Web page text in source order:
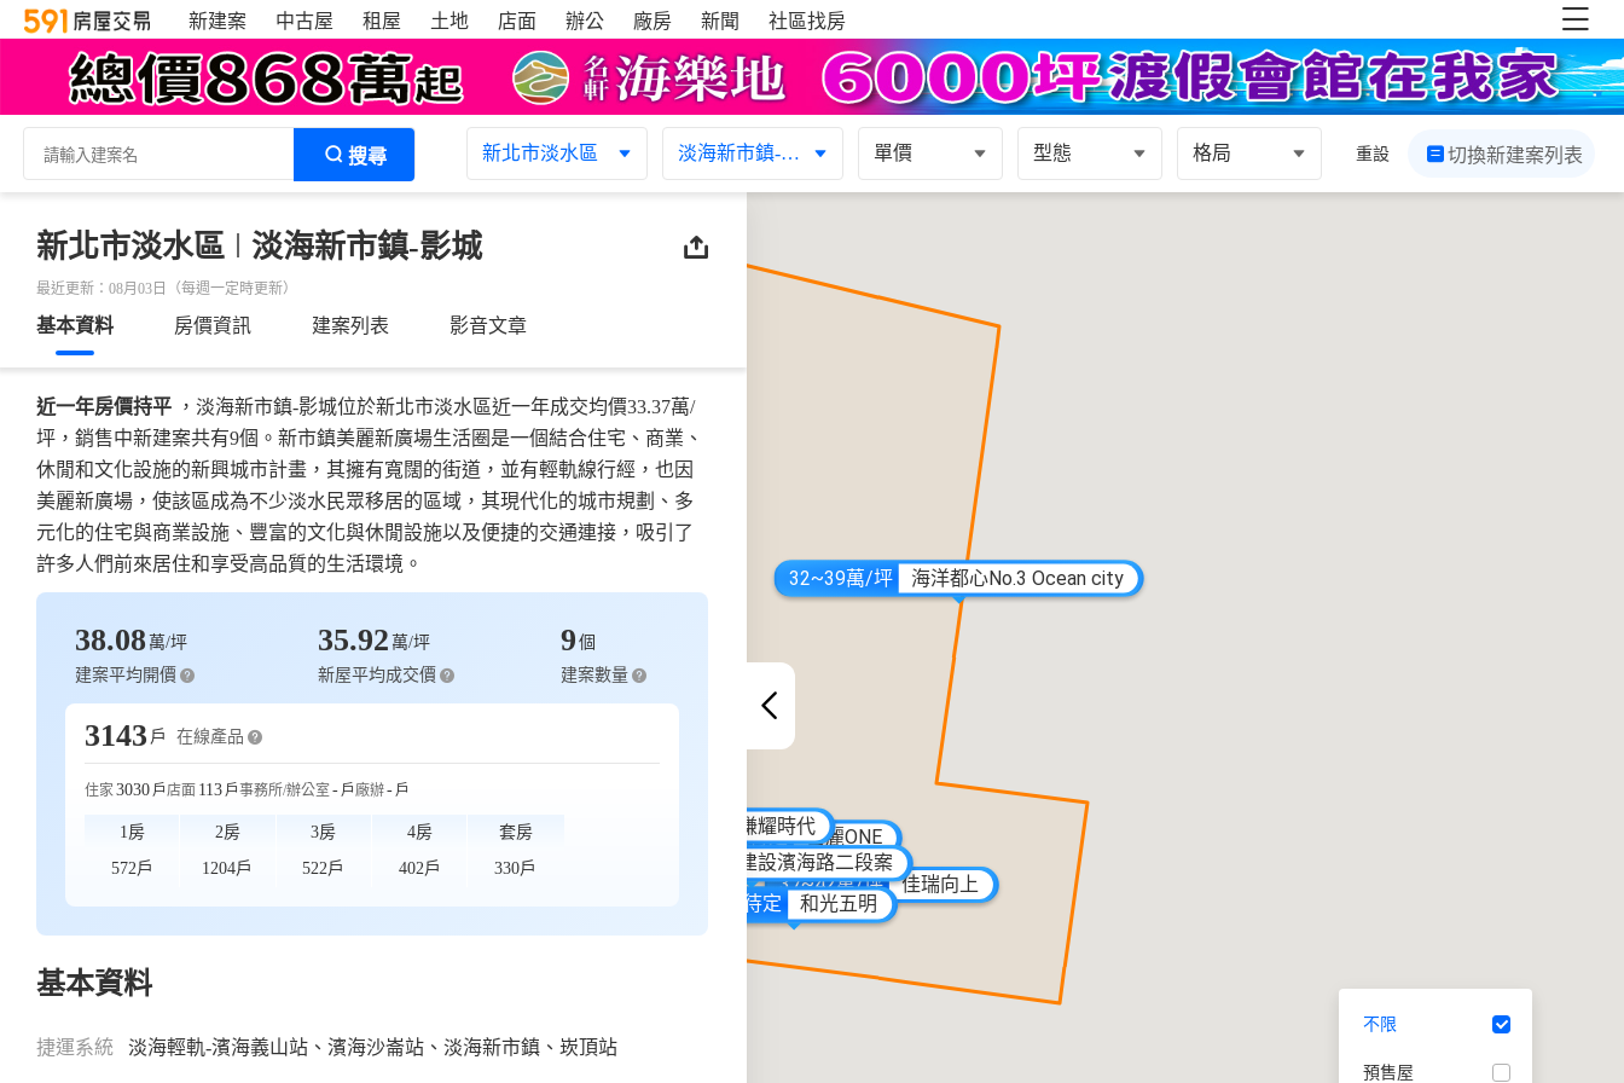
新建案 中古屋 租屋 土地 店面 辦公 廠房 新聞 社區找房
搜尋 新北市淡水區 淡海新市鎮-影城 單價 型態 格局
不限
預售屋
重設 切換新建案列表
37~42萬/坪
佳瑞向上
32~39萬/坪 海洋都心No.3 Ocean city
售價待定 富麗ONE
合謙耀時代
售價待定 和光五明
合新建設濱海路二段案
新北市淡水區 淡海新市鎮-影城
最近更新：08月03日（每週一定時更新）
基本資料 房價資訊 建案列表 影音文章
近一年房價持平 ，淡海新市鎮-影城位於新北市淡水區近一年成交均價33.37萬/
坪，銷售中新建案共有9個。新市鎮美麗新廣場生活圈是一個結合住宅、商業、
休閒和文化設施的新興城市計畫，其擁有寬闊的街道，並有輕軌線行經，也因
美麗新廣場，使該區成為不少淡水民眾移居的區域，其現代化的城市規劃、多
元化的住宅與商業設施、豐富的文化與休閒設施以及便捷的交通連接，吸引了
許多人們前來居住和享受高品質的生活環境。
38.08 萬/坪
建案平均開價
35.92 萬/坪
新屋平均成交價
9 個
建案數量
3143 戶 在線產品
住家3030 戶店面 113 戶事務所/辦公室- 戶廠辦- 戶
1房
572戶
2房
1204戶
3房
522戶
4房
402戶
套房
330戶
基本資料
捷運系統 淡海輕軌-濱海義山站、濱海沙崙站、淡海新市鎮、崁頂站